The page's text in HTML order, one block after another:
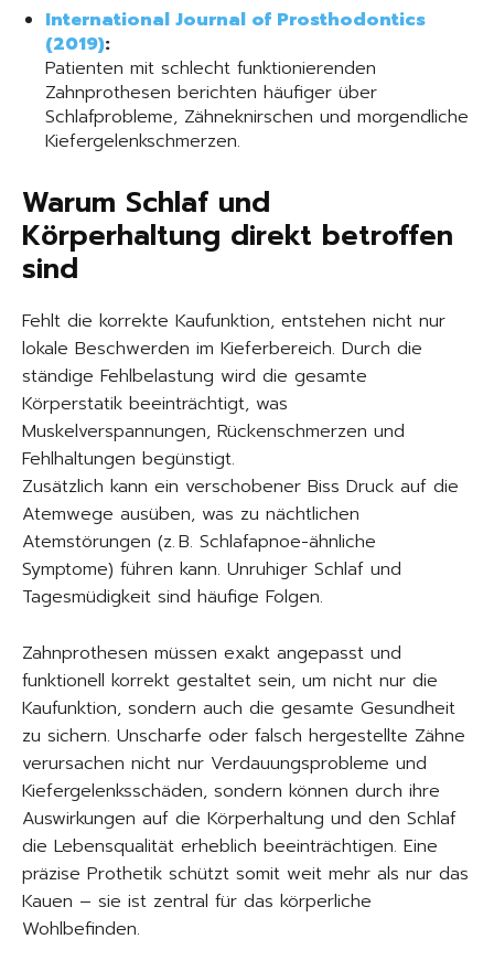
International Journal of Prosthodontics
(2019):
Patienten mit schlecht funktionierenden
Zahnprothesen berichten häufiger über
Schlafprobleme, Zähneknirschen und morgendliche
Kiefergelenkschmerzen.
Warum Schlaf und
Körperhaltung direkt betroffen
sind
Fehlt die korrekte Kaufunktion, entstehen nicht nur
lokale Beschwerden im Kieferbereich. Durch die
ständige Fehlbelastung wird die gesamte
Körperstatik beeinträchtigt, was
Muskelverspannungen, Rückenschmerzen und
Fehlhaltungen begünstigt.
Zusätzlich kann ein verschobener Biss Druck auf die
Atemwege ausüben, was zu nächtlichen
Atemstörungen (z. B. Schlafapnoe-ähnliche
Symptome) führen kann. Unruhiger Schlaf und
Tagesmüdigkeit sind häufige Folgen.
Zahnprothesen müssen exakt angepasst und
funktionell korrekt gestaltet sein, um nicht nur die
Kaufunktion, sondern auch die gesamte Gesundheit
zu sichern. Unscharfe oder falsch hergestellte Zähne
verursachen nicht nur Verdauungsprobleme und
Kiefergelenksschäden, sondern können durch ihre
Auswirkungen auf die Körperhaltung und den Schlaf
die Lebensqualität erheblich beeinträchtigen. Eine
präzise Prothetik schützt somit weit mehr als nur das
Kauen – sie ist zentral für das körperliche
Wohlbefinden.